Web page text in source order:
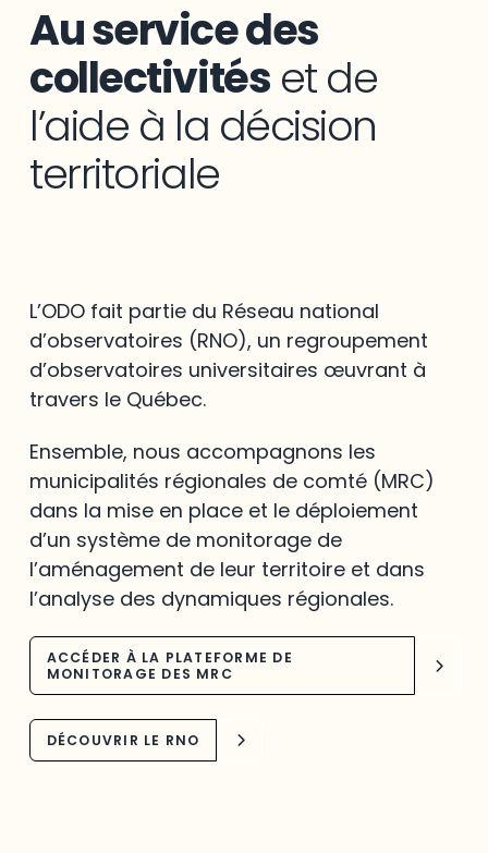
Au service des
collectivités et de
l’aide à la décision
territoriale
L’ODO fait partie du Réseau national
d’observatoires (RNO), un regroupement
d’observatoires universitaires œuvrant à
travers le Québec.
Ensemble, nous accompagnons les
municipalités régionales de comté (MRC)
dans la mise en place et le déploiement
d’un système de monitorage de
l’aménagement de leur territoire et dans
l’analyse des dynamiques régionales.
ACCÉDER À LA PLATEFORME DE
MONITORAGE DES MRC
DÉCOUVRIR LE RNO